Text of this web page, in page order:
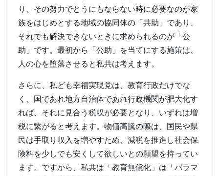
り、その努力でとうにもならない時に必要なのが家
族をはじめとする地域の協同体の「共助」であり、
それでも解決できないときに求められるのが「公
助」です。最初から「公助」を当てにする施策は、
人の心を堕落させると私共は考えます。
さらに、私ども幸福実現党は、教育行政だけでな
く、国であれ地方自治体であれ行政機関が肥大化す
れば、それに見合う税収が必要となり、いずれは増
税に繋がると考えます。物価高騰の際は、国民や県
民は手取り収入を増やすため、減税を推進し社会保
険料を少しでも安くして欲しいとの願望を持ってい
ます。ですから、私共は「教育無償化」は「バラマ